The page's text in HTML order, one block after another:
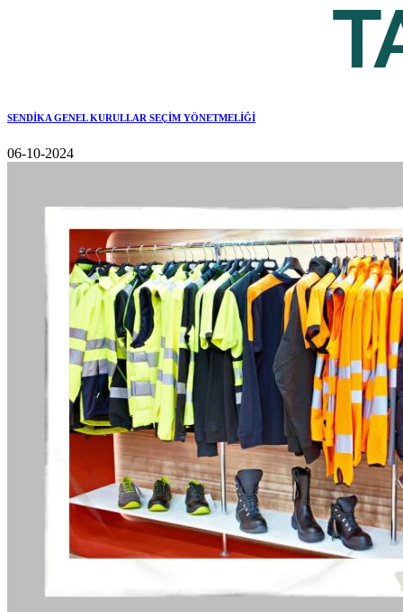
SENDİKA GENEL KURULLAR SEÇİM YÖNETMELİĞİ
06-10-2024